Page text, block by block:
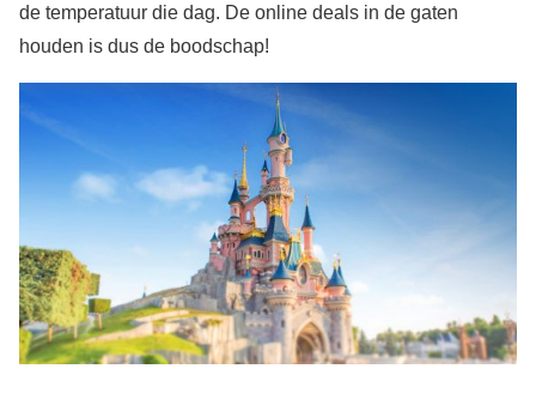
de temperatuur die dag. De online deals in de gaten
houden is dus de boodschap!